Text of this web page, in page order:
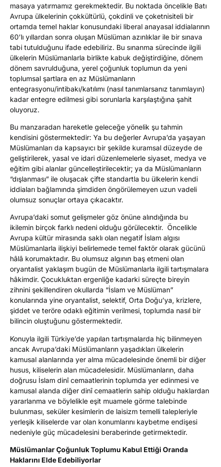
masaya yatırmamız gerekmektedir. Bu noktada öncelikle Batı
Avrupa ülkelerinin çokkültürlü, çokdinli ve çoketnisiteli bir
ortamda temel haklar konusundaki liberal anayasal iddialarının
60’lı yıllardan sonra oluşan Müslüman azınlıklar ile bir sınava
tabi tutulduğunu ifade edebiliriz. Bu sınanma sürecinde ilgili
ülkelerin Müslümanlarla birlikte kabuk değiştirdiğine, dönem
dönem savrulduğuna, yerel çoğunluk toplumun da yeni
toplumsal şartlara en az Müslümanların
entegrasyonu/intibakı/katılımı (nasıl tanımlarsanız tanımlayın)
kadar entegre edilmesi gibi sorunlarla karşılaştığına şahit
oluyoruz.
Bu manzaradan hareketle geleceğe yönelik şu tahmin
kendisini göstermektedir: Ya bu değerler Avrupa’da yaşayan
Müslümanları da kapsayıcı bir şekilde kuramsal düzeyde de
geliştirilerek, yasal ve idari düzenlemelerle siyaset, medya ve
eğitim gibi alanlar güncelleştirilecektir; ya da Müslümanların
“dışlanması” ile oluşacak çifte standartla bu ülkelerin kendi
iddiaları bağlamında şimdiden öngörülemeyen uzun vadeli
olumsuz sonuçlar ortaya çıkacaktır.
Avrupa’daki somut gelişmeler göz önüne alındığında bu
ikilemin birçok farklı nedeni olduğu görülecektir. Öncelikle
Avrupa kültür mirasında saklı olan negatif İslam algısı
Müslümanlarla ilişkiyi belirlemede temel faktör olarak gücünü
hâlâ korumaktadır. Bu olumsuz algının baş etmeni olan
oryantalist yaklaşım bugün de Müslümanlarla ilgili tartışmalara
hâkimdir. Çocukluktan ergenliğe kadarki süreçte bireyin
zihnini şekillendiren okullarda “İslam ve Müslüman”
konularında yine oryantalist, selektif, Orta Doğu’ya, krizlere,
şiddet ve teröre odaklı eğitimin verilmesi, toplumda nasıl bir
bilincin oluştuğunu göstermektedir.
Konuyla ilgili Türkiye’de yapılan tartışmalarda hiç bilinmeyen
ancak Avrupa’daki Müslümanların yaşadıkları ülkelerin
kamusal alanlarında yer alma mücadelesinde önemli bir diğer
husus, kiliselerin alan mücadelesidir. Müslümanların, daha
doğrusu İslam dinî cemaatlerinin toplumda yer edinmesi ve
kamusal alanda diğer dinî cemaatlerin sahip olduğu haklardan
yararlanma ve böylelikle eşit muamele görme talebinde
bulunması, seküler kesimlerin de laisizm temelli talepleriyle
yerleşik kiliselerde var olan konumlarını kaybetme endişesi
nedeniyle güç mücadelesini beraberinde getirmektedir.
Müslümanlar Çoğunluk Toplumu Kabul Ettiği Oranda
Haklarını Elde Edebiliyorlar